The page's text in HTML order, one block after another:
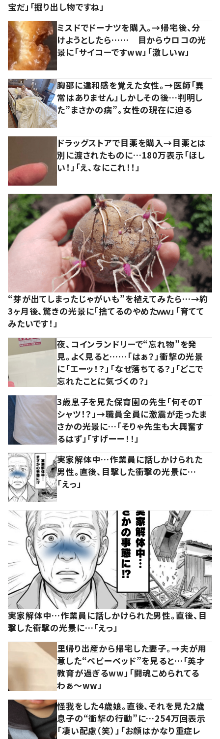
宝だ」「掘り出し物ですね」
ミスドでドーナツを購入。→帰宅後、分
けようとしたら…… 目からウロコの光
景に「サイコーですww」「激しいw」
胸部に違和感を覚えた女性。→医師「異
常はありません」しかしその後…判明し
た”まさかの病”。女性の現在に迫る
ドラッグストアで目薬を購入→目薬とは
別に渡されたものに…180万表示「ほし
い！」「え、なにこれ！！」
“芽が出てしまったじゃがいも”を植えてみたら…→約
3ヶ月後、驚きの光景に「捨てるのやめたｗｗ」「育てて
みたいです！」
夜、コインランドリーで“忘れ物”を発
見。よく見ると……「はぁ？」衝撃の光景
に「エーッ！？」「なぜ落ちてる？」「どこで
忘れたことに気づくの？」
3歳息子を見た保育園の先生「何そのT
シャツ！？」→職員全員に激震が走ったま
さかの光景に…「そりゃ先生も大興奮す
るはず」「すげーー！！」
実家解体中…作業員に話しかけられた
男性。直後、目撃した衝撃の光景に…
「えっ」
実家解体中…作業員に話しかけられた男性。直後、目
撃した衝撃の光景に…「えっ」
里帰り出産から帰宅した妻子。→夫が用
意した“ベビーベッド”を見ると…「英才
教育が過ぎるww」「闘魂こめられてる
わぁ～ww」
怪我をした4歳娘。直後、それを見た2歳
息子の“衝撃の行動”に…254万回表示
「凄い配慮（笑）」「お顔はかなり重症レ